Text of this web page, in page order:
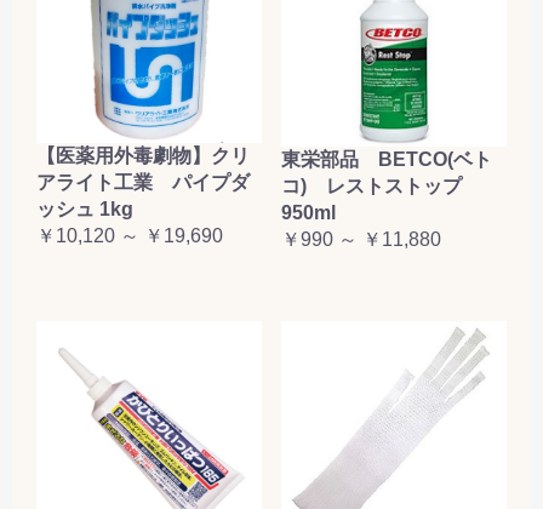
【医薬用外毒劇物】クリ
アライト工業 パイプダ
ッシュ 1kg
￥10,120 ～ ￥19,690
東栄部品 BETCO(ベト
コ) レストストップ
950ml
￥990 ～ ￥11,880